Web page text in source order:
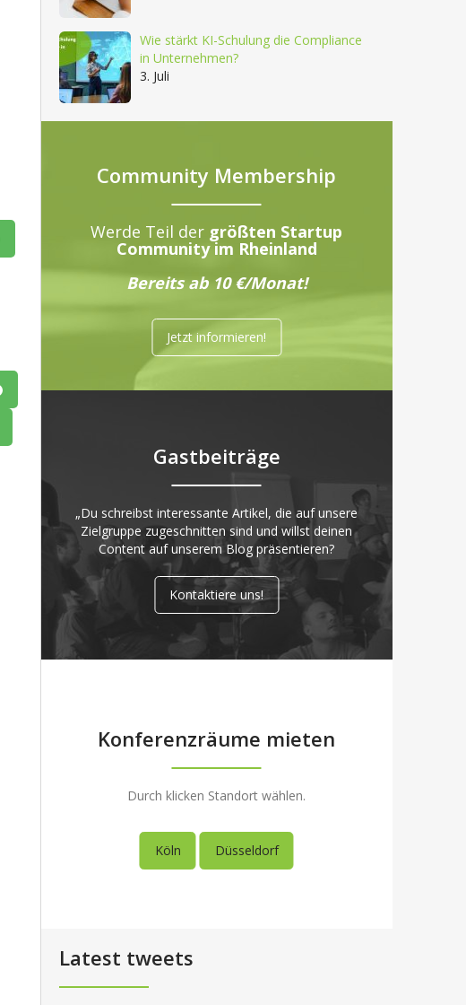
Wie stärkt KI-Schulung die Compliance
in Unternehmen?
3. Juli
Community Membership
Werde Teil der größten Startup
Community im Rheinland
Bereits ab 10 €/Monat!
Jetzt informieren!
Gastbeiträge
„Du schreibst interessante Artikel, die auf unsere
Zielgruppe zugeschnitten sind und willst deinen
Content auf unserem Blog präsentieren?
Kontaktiere uns!
Konferenzräume mieten
Durch klicken Standort wählen.
Köln Düsseldorf
Latest tweets